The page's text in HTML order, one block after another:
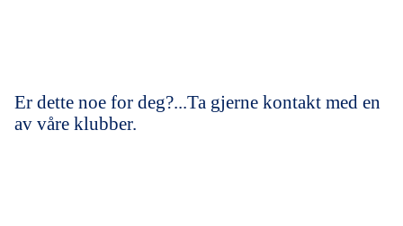
Er dette noe for deg?...Ta gjerne kontakt med en
av våre klubber.